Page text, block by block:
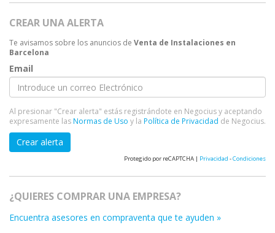
CREAR UNA ALERTA
Te avisamos sobre los anuncios de Venta de Instalaciones en
Barcelona
Email
Al presionar "Crear alerta" estás registrándote en Negocius y aceptando
expresamente lasNormas de Uso y la Política de Privacidad de Negocius.
Crear alerta
Protegido por reCAPTCHA | Privacidad -Condiciones
¿QUIERES COMPRAR UNA EMPRESA?
Encuentra asesores en compraventa que te ayuden »